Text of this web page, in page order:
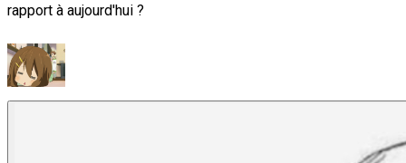
rapport à aujourd'hui ?